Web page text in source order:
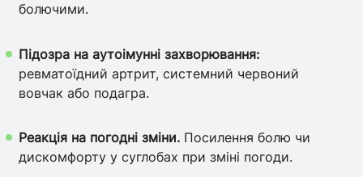
болючими.
Підозра на аутоімунні захворювання:
ревматоїдний артрит, системний червоний
вовчак або подагра.
Реакція на погодні зміни. Посилення болю чи
дискомфорту у суглобах при зміні погоди.